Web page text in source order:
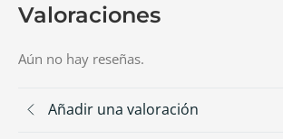
Valoraciones
Aún no hay reseñas.
Añadir una valoración